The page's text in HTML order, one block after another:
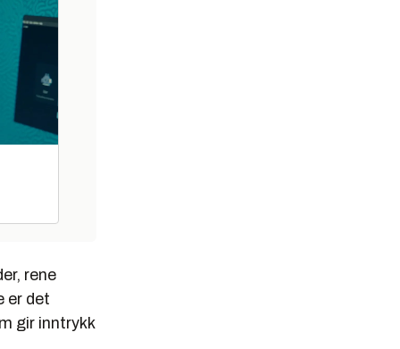
rene
er det
gir inntrykk